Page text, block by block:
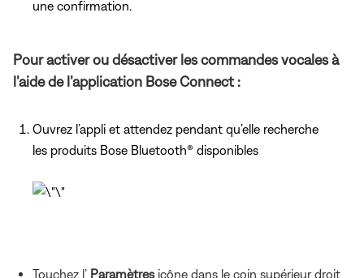
une confirmation.
Pour activer ou désactiver les commandes vocales à
l’aide de l’application Bose Connect :
Ouvrez l’appli et attendez pendant qu’elle recherche
les produits Bose Bluetooth® disponibles
Touchez l’ Paramètresicône dans le coin supérieur droit